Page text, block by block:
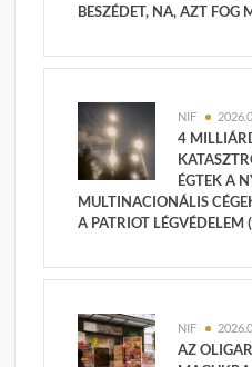
BESZÉDET, NA, AZT FOG
NIF
4
ÉGTEK A
MULTINACIONÁLIS
A PATRIOT LÉGVÉDELEM
NIF
AZ